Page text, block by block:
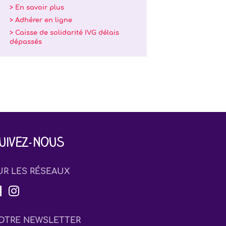
> En savoir plus
> Adhérer en ligne
> Caisse de solidarité IVG délais
dépassés
nous
LES RÉSEAUX
NEWSLETTER